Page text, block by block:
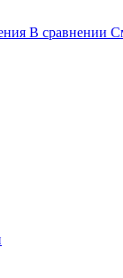
В сравнении